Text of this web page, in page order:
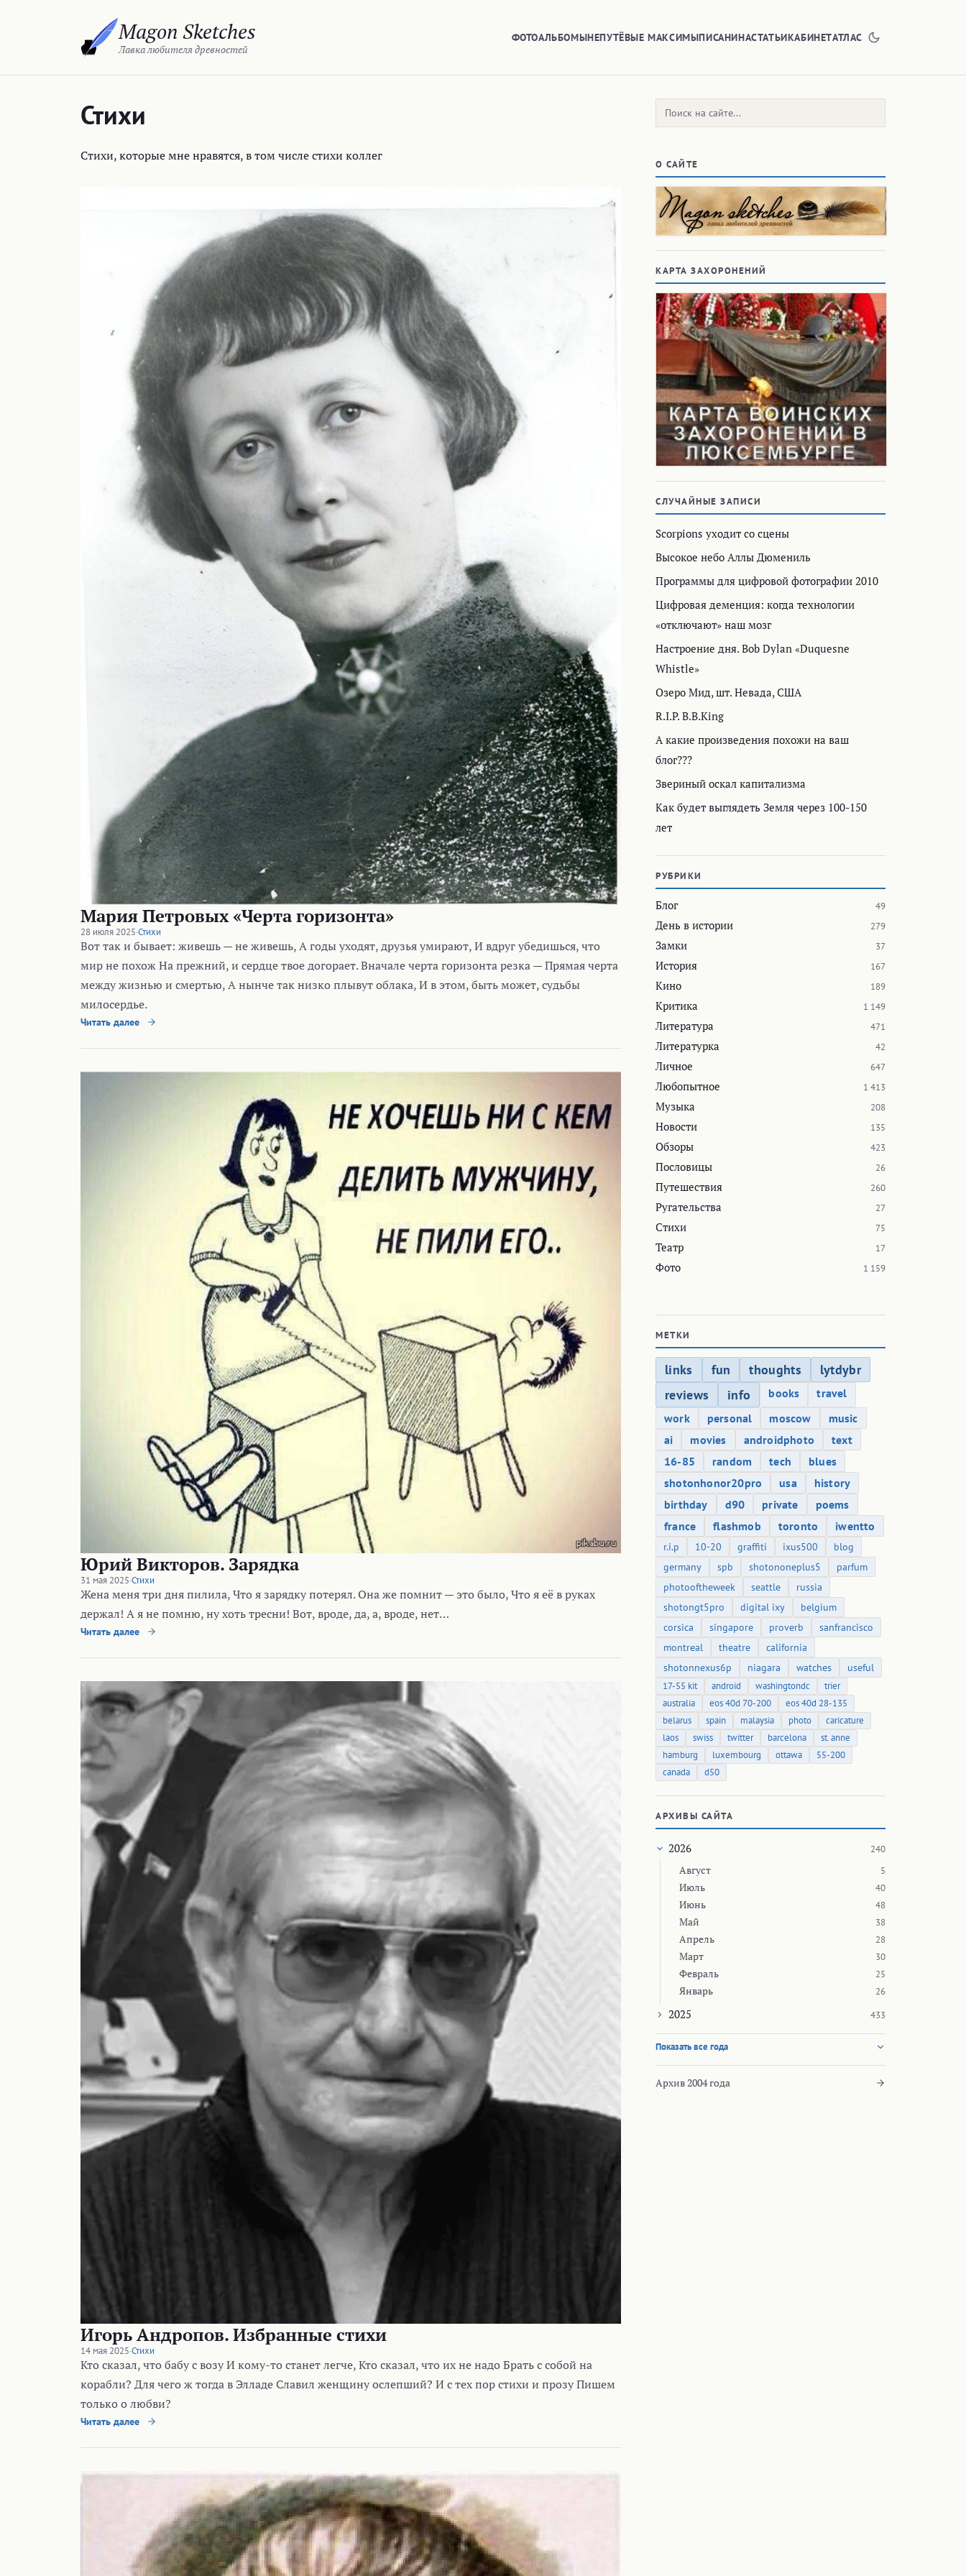
Magon Sketches
Лавка любителя древностей
ФОТОАЛЬБОМЫНЕПУТЁВЫЕ МАКСИМЫПИСАНИНАСТАТЬИКАБИНЕТАТЛАС
Стихи
Стихи, которые мне нравятся, в том числе стихи коллег
Мария Петровых «Черта горизонта»
28 июля 2025·Стихи
Вот так и бывает: живешь — не живешь, А годы уходят, друзья умирают, И вдруг убедишься, что
мир не похож На прежний, и сердце твое догорает. Вначале черта горизонта резка — Прямая черта
между жизнью и смертью, А нынче так низко плывут облака, И в этом, быть может, судьбы
милосердье.
Читать далее
Юрий Викторов. Зарядка
31 мая 2025·Стихи
Жена меня три дня пилила, Что я зарядку потерял. Она же помнит — это было, Что я её в руках
держал! А я не помню, ну хоть тресни! Вот, вроде, да, а, вроде, нет…
Читать далее
Игорь Андропов. Избранные стихи
14 мая 2025·Стихи
Кто сказал, что бабу с возу И кому-то станет легче, Кто сказал, что их не надо Брать с собой на
корабли? Для чего ж тогда в Элладе Славил женщину ослепший? И с тех пор стихи и прозу Пишем
только о любви?
Читать далее
Поиск:
О САЙТЕ
КАРТА ЗАХОРОНЕНИЙ
СЛУЧАЙНЫЕ ЗАПИСИ
Scorpions уходит со сцены
Высокое небо Аллы Дюмениль
Программы для цифровой фотографии 2010
Цифровая деменция: когда технологии
«отключают» наш мозг
Настроение дня. Bob Dylan «Duquesne
Whistle»
Озеро Мид, шт. Невада, США
R.I.P. B.B.King
А какие произведения похожи на ваш
блог???
Звериный оскал капитализма
Как будет выглядеть Земля через 100-150
лет
РУБРИКИ
Блог 49
День в истории 279
Замки 37
История 167
Кино 189
Критика 1 149
Литература 471
Литературка 42
Личное 647
Любопытное 1 413
Музыка 208
Новости 135
Обзоры 423
Пословицы 26
Путешествия 260
Ругательства 27
Стихи 75
Театр 17
Фото 1 159
МЕТКИ
links fun thoughts
lytdybr
reviews
info books
travel
work
personal moscow
music
ai
movies androidphoto
text
16-85
random tech
blues
shotonhonor20pro
usa
history
birthday
d90 private
poems
france
flashmob toronto iwentto
r.i.p 10-20 graffiti ixus500
blog
germany
spb shotononeplus5
parfum
photooftheweek
seattle
russia
shotongt5pro
digital ixy
belgium
corsica
singapore proverb
sanfrancisco
montreal
theatre
california
shotonnexus6p
niagara watches useful
17-55 kit android washingtondc
trier
australia
eos 40d 70-200
eos 40d 28-135
belarus
spain malaysia photo
caricature
laos
swiss twitter barcelona
st. anne
hamburg
luxembourg ottawa
55-200
canada
d50
АРХИВЫ САЙТА
2026 240
Август 5
Июль 40
Июнь 48
Май 38
Апрель 28
Март 30
Февраль 25
Январь 26
2025 433
Показать все года
Архив 2004 года